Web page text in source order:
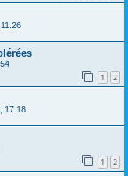
1 2
17:18
1 2